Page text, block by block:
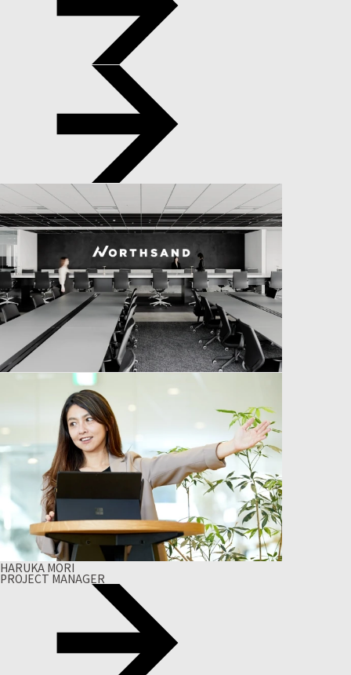
HARUKA MORI
PROJECT MANAGER